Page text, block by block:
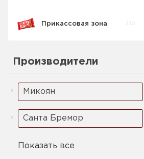
Прикассовая зона 230
Производители
Микоян
Санта Бремор
Показать все